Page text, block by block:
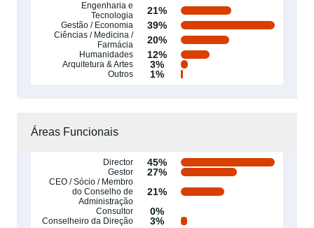
Engenharia e
Tecnologia
21%
Gestão / Economia 39%
Ciências / Medicina /
Farmácia
20%
Humanidades 12%
Arquitetura & Artes 3%
Outros 1%
Áreas Funcionais
Director 45%
Gestor 27%
CEO / Sócio / Membro
do Conselho de
Administração
21%
Consultor 0%
Conselheiro da Direção 3%